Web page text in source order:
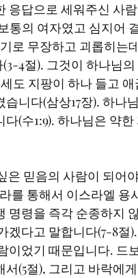
응답으로 세워주신 사
통의 여자였고 심지어
로 무장하고 괴롭히는
4절). 그것이 하나님
세도 지팡이 하나 들고
습니다(삼상17장). 하
다(수1:9). 하나님은 약
싶은 믿음의 사람이 되
명령을 즉각 순종하지
겠다고 말합니다(7-8
이었기 때문입니다. 드
(5절), 그리고 바락에